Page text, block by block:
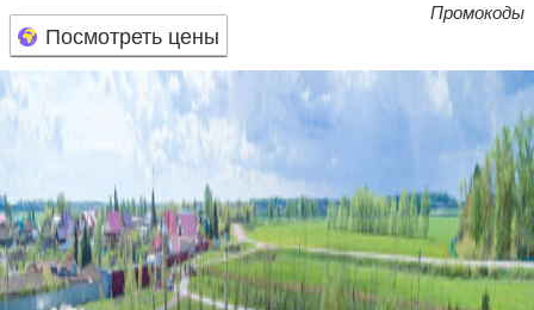
Посмотреть цены
Промокоды